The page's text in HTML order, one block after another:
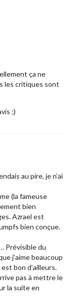
ça ne
les critiques sont
;)
au pire, je n’ai
(la fameuse
bien
Azrael est
bien conçue.
Prévisible du
j’aime beaucoup
bon d’ailleurs.
pas à mettre le
la suite en